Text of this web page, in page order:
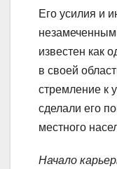
Его усилия и
известен как
в своей
стремление к
сделали его
местного
Начало